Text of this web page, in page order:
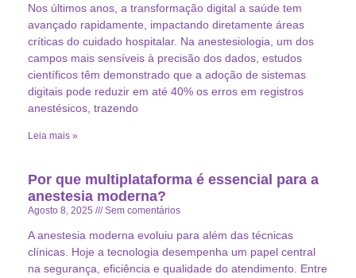
Nos últimos anos, a transformação digital a saúde tem
avançado rapidamente, impactando diretamente áreas
críticas do cuidado hospitalar. Na anestesiologia, um dos
campos mais sensíveis à precisão dos dados, estudos
científicos têm demonstrado que a adoção de sistemas
digitais pode reduzir em até 40% os erros em registros
anestésicos, trazendo
Leia mais »
Por que multiplataforma é essencial para a
anestesia moderna?
Agosto 8, 2025 Sem comentários
A anestesia moderna evoluiu para além das técnicas
clínicas. Hoje a tecnologia desempenha um papel central
na segurança, eficiência e qualidade do atendimento. Entre